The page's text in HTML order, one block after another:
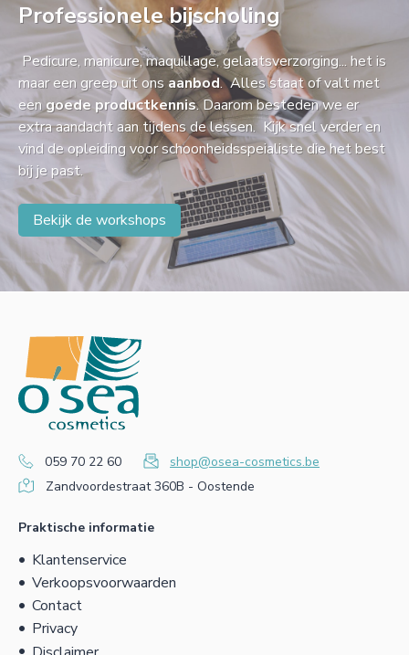
Professionele bijscholing
Pedicure, manicure, maquillage, gelaatsverzorging... het is
maar een greep uit ons aanbod. Alles staat of valt met
eengoede productkennis. Daarom besteden we er
extra aandacht aan tijdens de lessen. Kijk snel verder en
vind de opleiding voor schoonheidsspeialiste die het best
bij je past.
Bekijk de workshops
059 70 22 60
shop@osea-cosmetics.be
Zandvoordestraat 360B - Oostende
Praktische informatie
Klantenservice
Verkoopsvoorwaarden
Contact
Privacy